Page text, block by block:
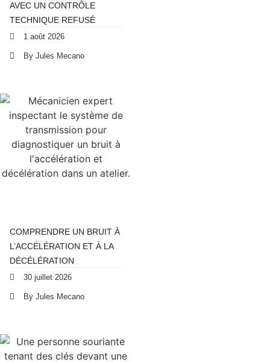
AVEC UN CONTRÔLE
TECHNIQUE REFUSÉ
1 août 2026
By Jules Mecano
COMPRENDRE UN BRUIT À
L’ACCÉLÉRATION ET À LA
DÉCÉLÉRATION
30 juillet 2026
By Jules Mecano